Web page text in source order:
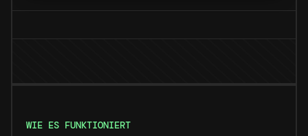
WIE ES FUNKTIONIERT